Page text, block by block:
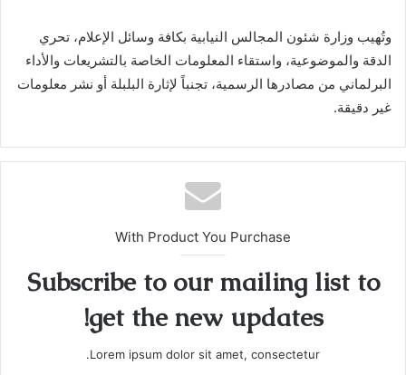
وتُهيب وزارة شئون المجالس النيابية بكافة وسائل الإعلام، تحري
الدقة والموضوعية، واستقاء المعلومات الخاصة بالتشريعات والأداء
البرلماني من مصادرها الرسمية، تجنباً لإثارة البلبلة أو نشر معلومات
غير دقيقة.
With Product You Purchase
Subscribe to our mailing list to
get the new updates!
Lorem ipsum dolor sit amet, consectetur.